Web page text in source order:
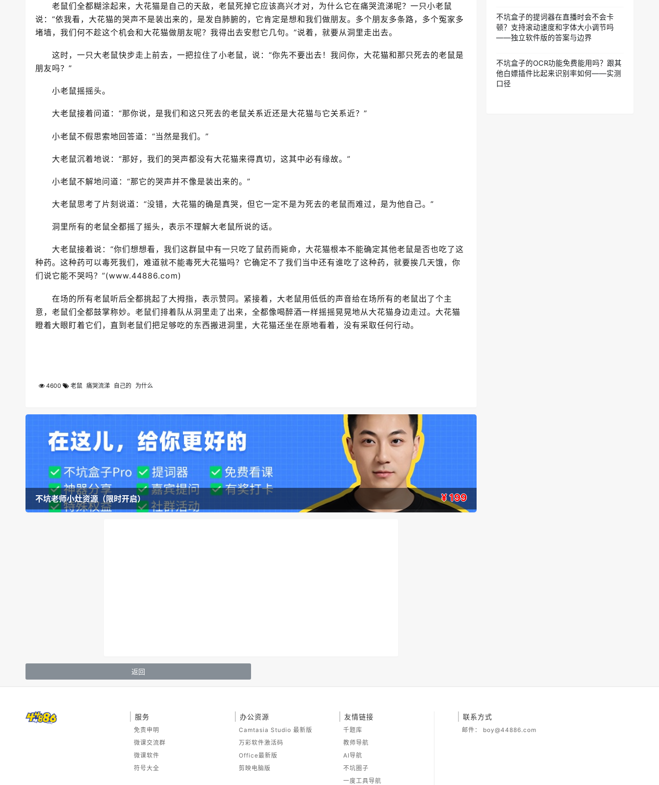
老鼠们全都糊涂起来，大花猫是自己的天敌，老鼠死掉它应该高兴才对，为什么它在痛哭流涕呢？一只小老鼠
说：“依我看，大花猫的哭声不是装出来的，是发自肺腑的，它肯定是想和我们做朋友。多个朋友多条路，多个冤家多
堵墙，我们何不趁这个机会和大花猫做朋友呢？我得出去安慰它几句。”说着，就要从洞里走出去。
这时，一只大老鼠快步走上前去，一把拉住了小老鼠，说：“你先不要出去！我问你，大花猫和那只死去的老鼠是
朋友吗？”
小老鼠摇摇头。
大老鼠接着问道：“那你说，是我们和这只死去的老鼠关系近还是大花猫与它关系近？”
小老鼠不假思索地回答道：“当然是我们。”
大老鼠沉着地说：“那好，我们的哭声都没有大花猫来得真切，这其中必有缘故。”
小老鼠不解地问道：“那它的哭声并不像是装出来的。”
大老鼠思考了片刻说道：“没错，大花猫的确是真哭，但它一定不是为死去的老鼠而难过，是为他自己。”
洞里所有的老鼠全都摇了摇头，表示不理解大老鼠所说的话。
大老鼠接着说：“你们想想看，我们这群鼠中有一只吃了鼠药而毙命，大花猫根本不能确定其他老鼠是否也吃了这
种药。这种药可以毒死我们，难道就不能毒死大花猫吗？它确定不了我们当中还有谁吃了这种药，就要挨几天饿，你
们说它能不哭吗？”(www.44886.com)
在场的所有老鼠听后全都挑起了大拇指，表示赞同。紧接着，大老鼠用低低的声音给在场所有的老鼠出了个主
意，老鼠们全都鼓掌称妙。老鼠们排着队从洞里走了出来，全都像喝醉酒一样摇摇晃晃地从大花猫身边走过。大花猫
瞪着大眼盯着它们，直到老鼠们把足够吃的东西搬进洞里，大花猫还坐在原地看着，没有采取任何行动。
4600 老鼠 痛哭流涕 自己的 为什么
不坑老师小灶资源（限时开启） ¥ 199
返回
不坑盒子的提词器在直播时会不会卡
顿？支持滚动速度和字体大小调节吗
——独立软件版的答案与边界
不坑盒子的OCR功能免费能用吗？跟其
他白嫖插件比起来识别率如何——实测
口径
服务
免责申明
微课交流群
微课软件
符号大全
办公资源
Camtasia Studio 最新版
万彩软件激活码
Office最新版
剪映电脑版
友情链接
千题库
教师导航
AI导航
不坑圈子
一度工具导航
联系方式
邮件： boy@44886.com